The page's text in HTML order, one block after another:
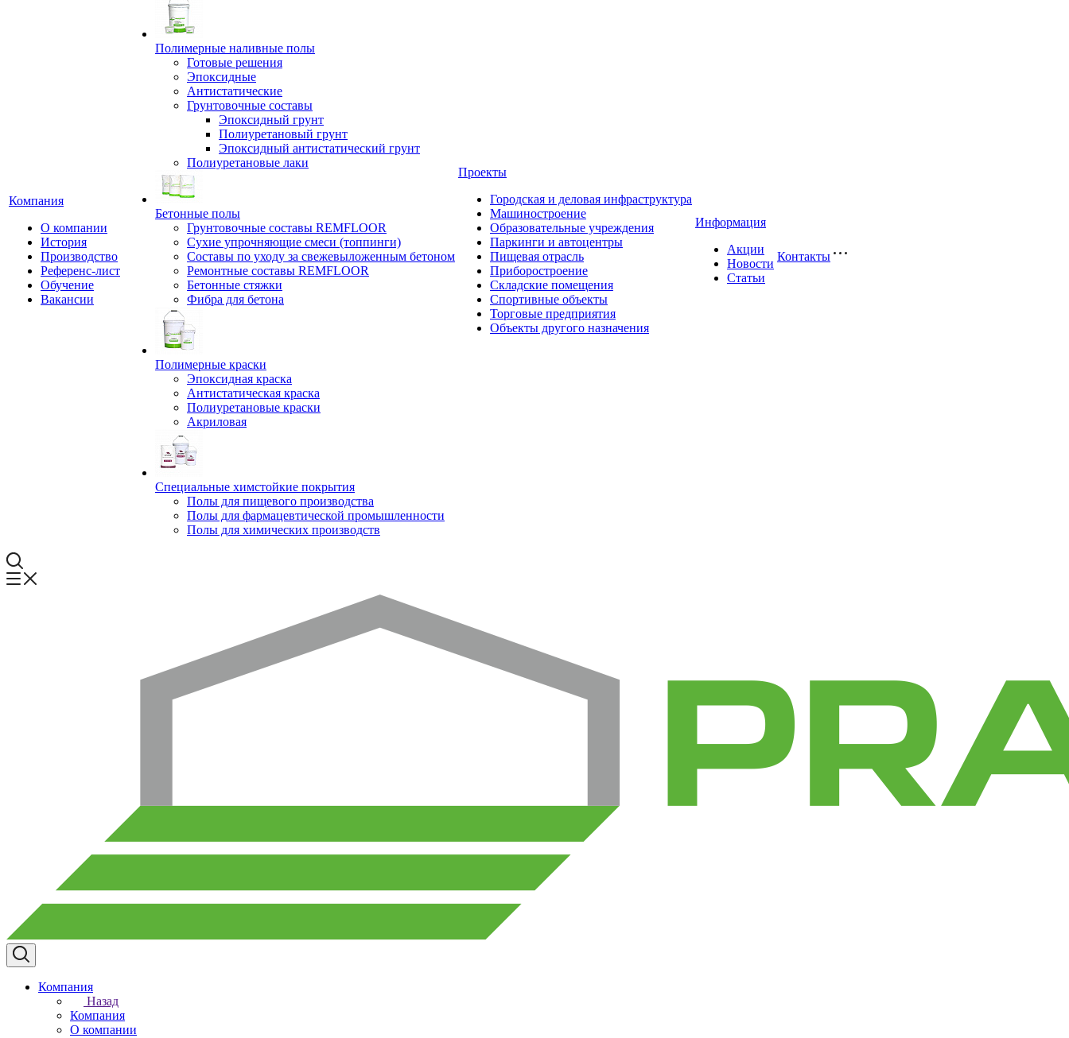
Компания
О компании
История
Производство
Референс-лист
Обучение
Вакансии
Полимерные наливные полы
Готовые решения
Эпоксидные
Антистатические
Грунтовочные составы
Эпоксидный грунт
Полиуретановый грунт
Эпоксидный антистатический грунт
Полиуретановые лаки
Бетонные полы
Грунтовочные составы REMFLOOR
Сухие упрочняющие смеси (топпинги)
Составы по уходу за свежевыложенным бетоном
Ремонтные составы REMFLOOR
Бетонные стяжки
Фибра для бетона
Полимерные краски
Эпоксидная краска
Антистатическая краска
Полиуретановые краски
Акриловая
Специальные химстойкие покрытия
Полы для пищевого производства
Полы для фармацевтической промышленности
Полы для химических производств
Проекты
Городская и деловая инфраструктура
Машиностроение
Образовательные учреждения
Паркинги и автоцентры
Пищевая отрасль
Приборостроение
Складские помещения
Спортивные объекты
Торговые предприятия
Объекты другого назначения
Информация
Акции
Новости
Статьи
Контакты
Компания
Назад
Компания
О компании